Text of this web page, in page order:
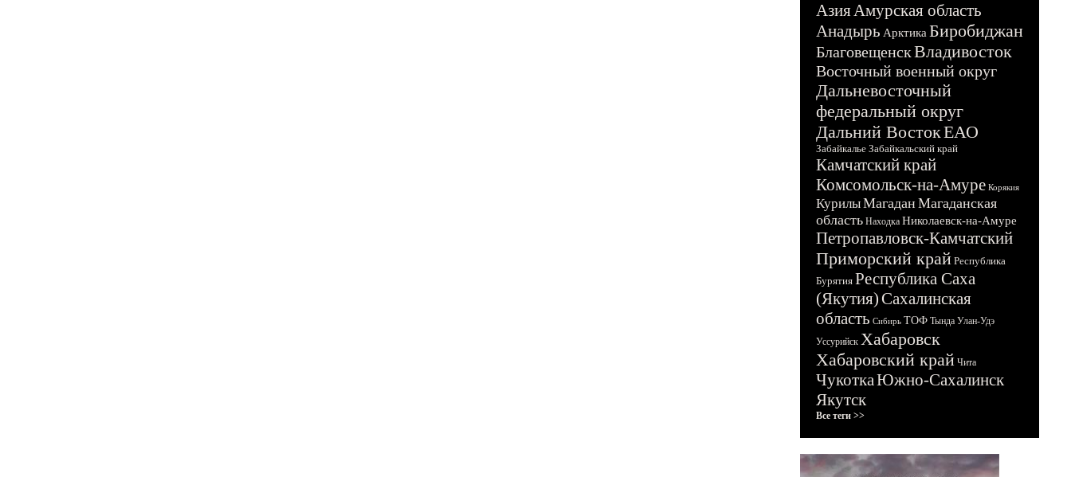
АзияАмурская область
Анадырь Арктика Биробиджан
БлаговещенскВладивосток
Восточный военный округ
Дальневосточный
федеральный округ
Дальний ВостокЕАО
Забайкалье Забайкальский край
Камчатский край
Комсомольск-на-Амуре Корякия
КурилыМагадан Магаданская
область Находка Николаевск-на-Амуре
Петропавловск-Камчатский
Приморский край Республика
Бурятия Республика Саха
(Якутия)Сахалинская
область Сибирь ТОФ Тында Улан-Удэ
Уссурийск Хабаровск
Хабаровский край Чита
ЧукоткаЮжно-Сахалинск
Якутск
Все теги >>